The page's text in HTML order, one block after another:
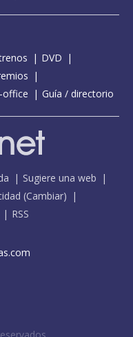
DVD
office Guía / directorio
Sugiere una web
(Cambiar)
RSS